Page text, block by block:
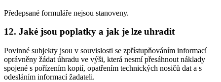
Předepsané formuláře nejsou stanoveny.
12. Jaké jsou poplatky a jak je lze uhradit
Povinné subjekty jsou v souvislosti se zpřístupňováním informací
oprávněny žádat úhradu ve výši, která nesmí přesáhnout náklady
spojené s pořízením kopií, opatřením technických nosičů dat a s
odesláním informací žadateli.